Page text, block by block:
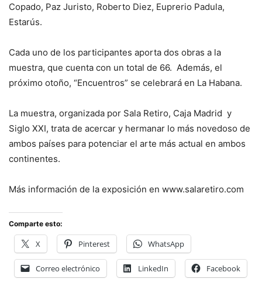
Copado, Paz Juristo, Roberto Diez, Euprerio Padula,
Estarús.
Cada uno de los participantes aporta dos obras a la
muestra, que cuenta con un total de 66. Además, el
próximo otoño, “Encuentros” se celebrará en La Habana.
La muestra, organizada por Sala Retiro, Caja Madrid y
Siglo XXI, trata de acercar y hermanar lo más novedoso de
ambos países para potenciar el arte más actual en ambos
continentes.
Más información de la exposición en www.salaretiro.com
Comparte esto:
X Pinterest WhatsApp
Correo electrónico LinkedIn Facebook